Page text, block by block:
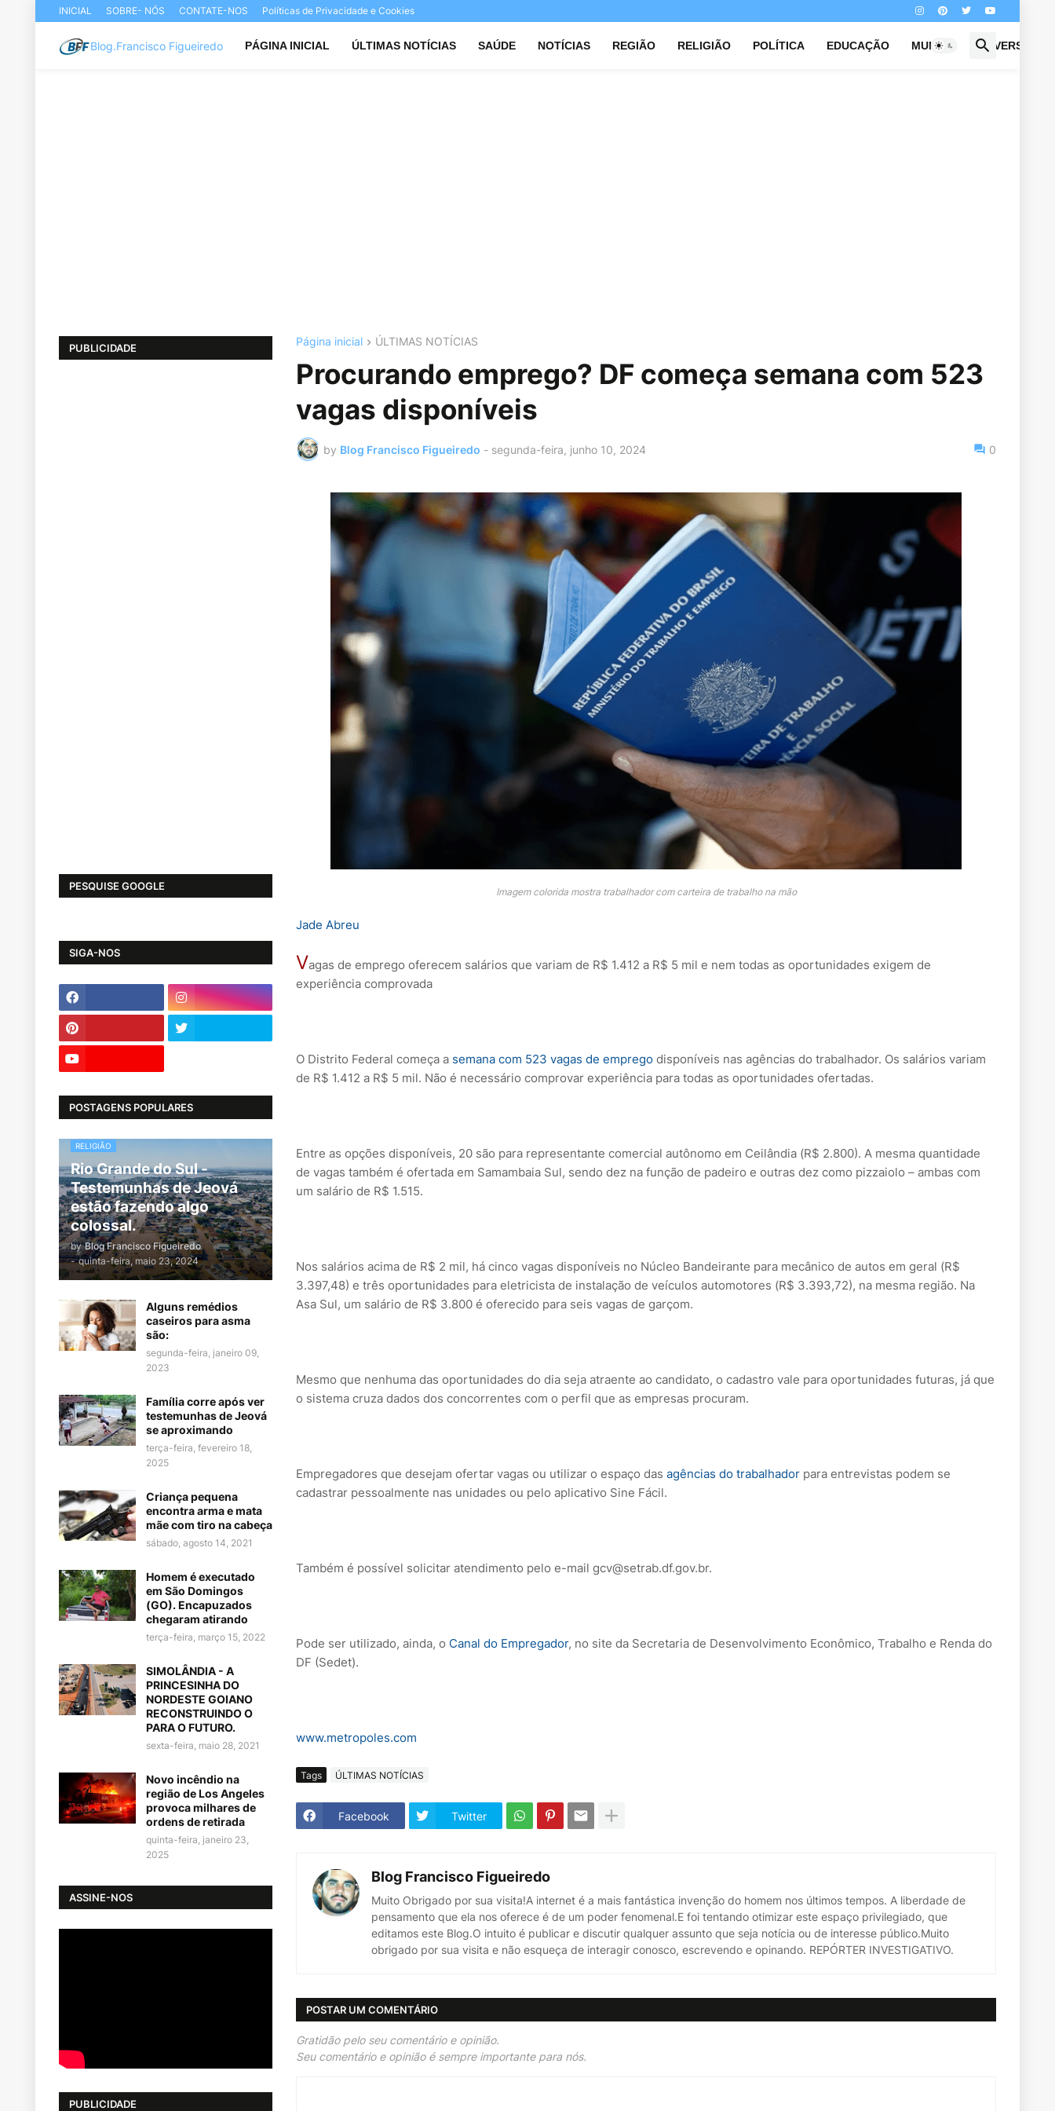
INICIAL SOBRE- NÓS CONTATE-NOS Políticas de Privacidade e Cookies
Blog.Francisco Figueiredo PÁGINA INICIAL ÚLTIMAS NOTÍCIAS SAÚDE NOTÍCIAS REGIÃO RELIGIÃO POLÍTICA EDUCAÇÃO MUNDO UNIVERSO
Página inicial ÚLTIMAS NOTÍCIAS
Procurando emprego? DF começa semana com 523
vagas disponíveis
by Blog Francisco Figueiredo - segunda-feira, junho 10, 2024 0
Imagem colorida mostra trabalhador com carteira de trabalho na mão
Jade Abreu
Vagas de emprego oferecem salários que variam de R$ 1.412 a R$ 5 mil e nem todas as oportunidades exigem de
experiência comprovada
O Distrito Federal começa a semana com 523 vagas de emprego disponíveis nas agências do trabalhador. Os salários variam
de R$ 1.412 a R$ 5 mil. Não é necessário comprovar experiência para todas as oportunidades ofertadas.
Entre as opções disponíveis, 20 são para representante comercial autônomo em Ceilândia (R$ 2.800). A mesma quantidade
de vagas também é ofertada em Samambaia Sul, sendo dez na função de padeiro e outras dez como pizzaiolo – ambas com
um salário de R$ 1.515.
Nos salários acima de R$ 2 mil, há cinco vagas disponíveis no Núcleo Bandeirante para mecânico de autos em geral (R$
3.397,48) e três oportunidades para eletricista de instalação de veículos automotores (R$ 3.393,72), na mesma região. Na
Asa Sul, um salário de R$ 3.800 é oferecido para seis vagas de garçom.
Mesmo que nenhuma das oportunidades do dia seja atraente ao candidato, o cadastro vale para oportunidades futuras, já que
o sistema cruza dados dos concorrentes com o perfil que as empresas procuram.
Empregadores que desejam ofertar vagas ou utilizar o espaço das agências do trabalhador para entrevistas podem se
cadastrar pessoalmente nas unidades ou pelo aplicativo Sine Fácil.
Também é possível solicitar atendimento pelo e-mail gcv@setrab.df.gov.br.
Pode ser utilizado, ainda, o Canal do Empregador, no site da Secretaria de Desenvolvimento Econômico, Trabalho e Renda do
DF (Sedet).
www.metropoles.com
Tags ÚLTIMAS NOTÍCIAS
Facebook Twitter
Blog Francisco Figueiredo
Muito Obrigado por sua visita!A internet é a mais fantástica invenção do homem nos últimos tempos. A liberdade de
pensamento que ela nos oferece é de um poder fenomenal.E foi tentando otimizar este espaço privilegiado, que
editamos este Blog.O intuito é publicar e discutir qualquer assunto que seja notícia ou de interesse público.Muito
obrigado por sua visita e não esqueça de interagir conosco, escrevendo e opinando. REPÓRTER INVESTIGATIVO.
POSTAR UM COMENTÁRIO
Gratidão pelo seu comentário e opinião.
Seu comentário e opinião é sempre importante para nós.
PUBLICIDADE
PESQUISE GOOGLE
SIGA-NOS
POSTAGENS POPULARES
RELIGIÃO
Rio Grande do Sul -
Testemunhas de Jeová
estão fazendo algo
colossal.
by Blog Francisco Figueiredo
- quinta-feira, maio 23, 2024
Alguns remédios
caseiros para asma
são:
segunda-feira, janeiro 09,
2023
Família corre após ver
testemunhas de Jeová
se aproximando
terça-feira, fevereiro 18,
2025
Criança pequena
encontra arma e mata
mãe com tiro na cabeça
sábado, agosto 14, 2021
Homem é executado
em São Domingos
(GO). Encapuzados
chegaram atirando
terça-feira, março 15, 2022
SIMOLÂNDIA - A
PRINCESINHA DO
NORDESTE GOIANO
RECONSTRUINDO O
PARA O FUTURO.
sexta-feira, maio 28, 2021
Novo incêndio na
região de Los Angeles
provoca milhares de
ordens de retirada
quinta-feira, janeiro 23,
2025
ASSINE-NOS
PUBLICIDADE